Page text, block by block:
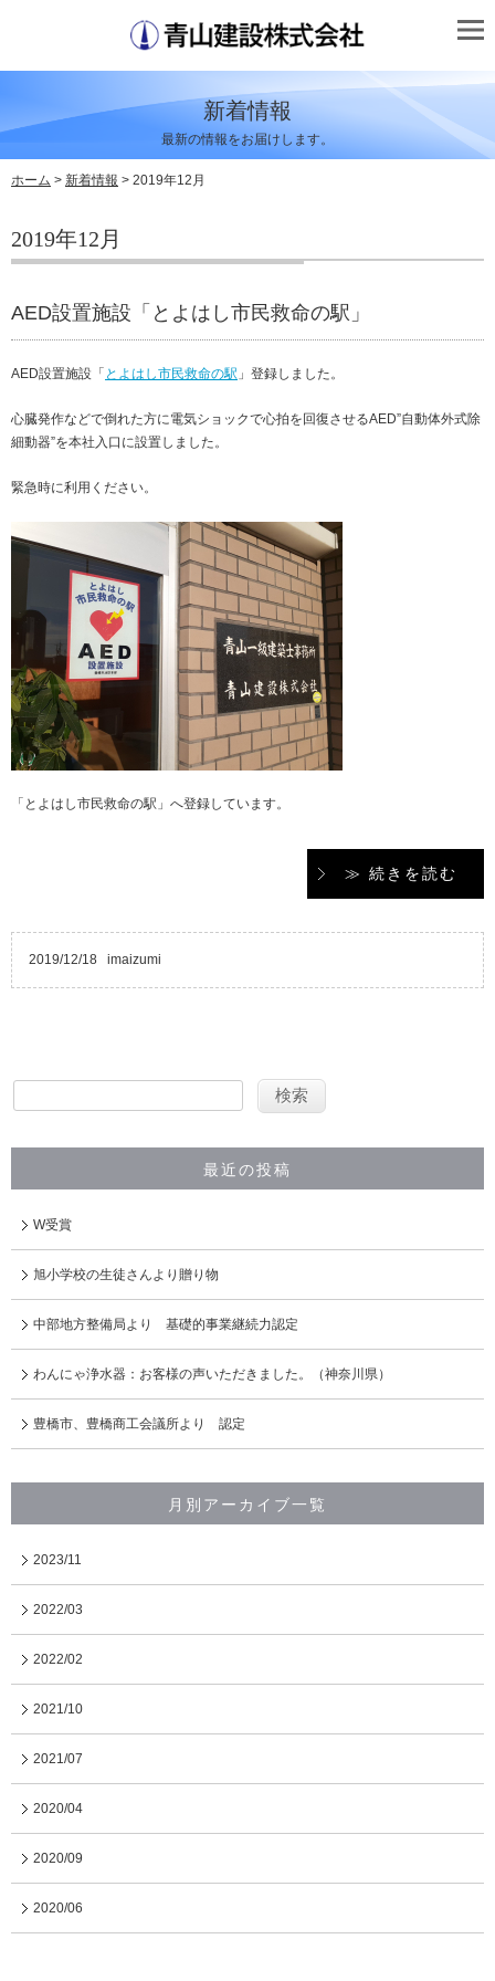
新着情報
最新の情報をお届けします。
ホーム > 新着情報 > 2019年12月
2019年12月
AED設置施設「とよはし市民救命の駅」
AED設置施設「 とよはし市民救命の駅 」登録しました。
心臓発作などで倒れた方に電気ショックで心拍を回復させるAED”自動体外式除
細動器”を本社入口に設置しました。
緊急時に利用ください。
「とよはし市民救命の駅」へ登録しています。
≫ 続きを読む
2019/12/18 imaizumi
最近の投稿
W受賞
旭小学校の生徒さんより贈り物
中部地方整備局より 基礎的事業継続力認定
わんにゃ浄水器：お客様の声いただきました。（神奈川県）
豊橋市、豊橋商工会議所より 認定
月別アーカイブ一覧
2023/11
2022/03
2022/02
2021/10
2021/07
2020/04
2020/09
2020/06